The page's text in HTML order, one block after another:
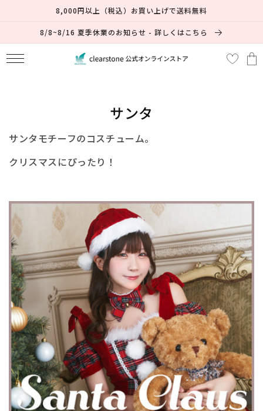
8,000円以上（税込）お買い上げで送料無料
8/8~8/16 夏季休業のお知らせ - 詳しくはこちら
カ
ー
コ
レ
シ
ン
:
サンタ
サンタモチーフのコスチューム。
クリスマスにぴったり！